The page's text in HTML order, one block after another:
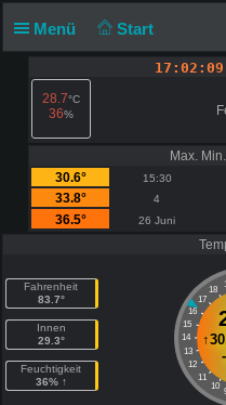
Menü Start
17:02:09
28.7°C
36%
Max.
30.6°
15:30
33.8°
4
36.5°
26 Juni
Fahrenheit
83.7°
Innen
29.3°
Feuchtigkeit
36% ↑
18
17
16
15
14
13
12
11
10
↑